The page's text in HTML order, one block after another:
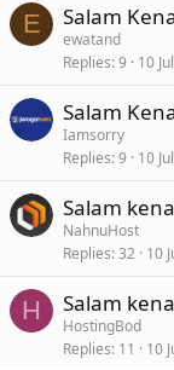
E Salam
ewatand
Replies 9 10
Salam
Iamsorry
Replies 9 10
Salam
NahnuHost
Replies 32 10
H Salam
HostingBod
Replies 11 10